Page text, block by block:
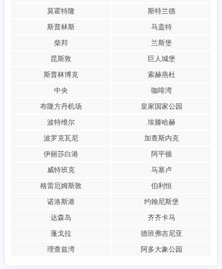
莫霍特隆
斯特兰德
斯普林斯
马盖特
柴邦
兰斯堡
昆斯敦
巨人城堡
斯普林博克
索赫燕杜
中央
咖啡湾
布隆方丹机场
皇家国家公园
波特维尔
埃滕哈赫
波罗克瓦尼
加查斯内克
伊丽莎白港
阿平顿
威特班克
马塞卢
格雷厄姆斯敦
伯利恒
诺洛斯港
约翰尼斯堡
达森岛
齐齐卡马
蓬戈拉
德班弗吉尼亚
理查兹湾
阿多大象公园